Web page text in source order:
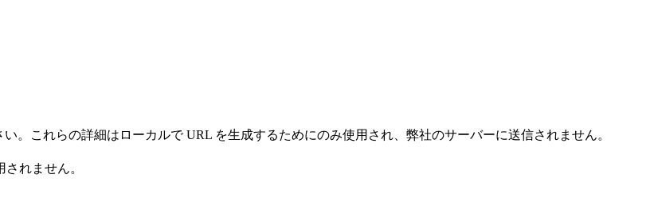
。これらの詳細はローカルで URL を生成するためにのみ使用され、弊社のサーバーに送信されません。
れません。